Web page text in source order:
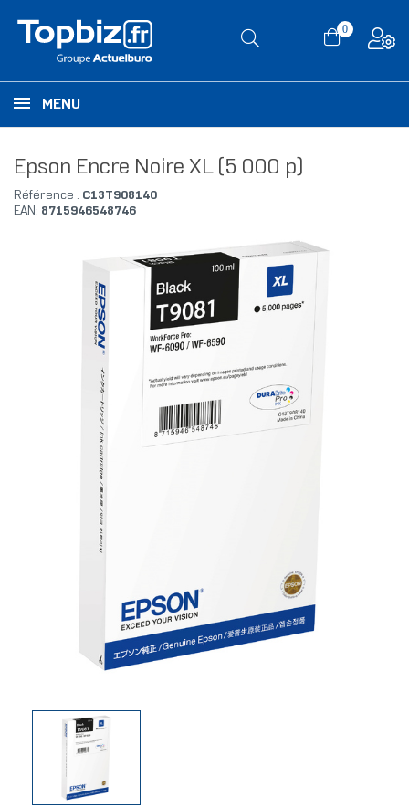
0
MENU
Epson Encre Noire XL (5 000 p)
Référence : C13T908140
EAN: 8715946548746